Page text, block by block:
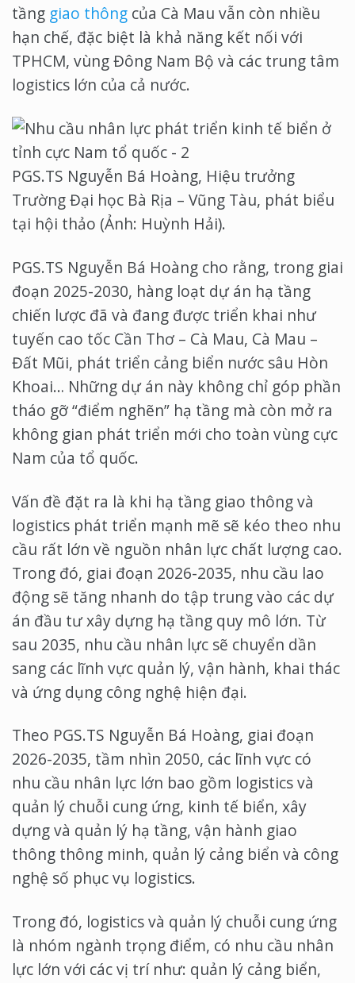
tầng giao thông của Cà Mau vẫn còn nhiều
hạn chế, đặc biệt là khả năng kết nối với
TPHCM, vùng Đông Nam Bộ và các trung tâm
logistics lớn của cả nước.
PGS.TS Nguyễn Bá Hoàng, Hiệu trưởng
Trường Đại học Bà Rịa – Vũng Tàu, phát biểu
tại hội thảo (Ảnh: Huỳnh Hải).
PGS.TS Nguyễn Bá Hoàng cho rằng, trong giai
đoạn 2025-2030, hàng loạt dự án hạ tầng
chiến lược đã và đang được triển khai như
tuyến cao tốc Cần Thơ – Cà Mau, Cà Mau –
Đất Mũi, phát triển cảng biển nước sâu Hòn
Khoai… Những dự án này không chỉ góp phần
tháo gỡ “điểm nghẽn” hạ tầng mà còn mở ra
không gian phát triển mới cho toàn vùng cực
Nam của tổ quốc.
Vấn đề đặt ra là khi hạ tầng giao thông và
logistics phát triển mạnh mẽ sẽ kéo theo nhu
cầu rất lớn về nguồn nhân lực chất lượng cao.
Trong đó, giai đoạn 2026-2035, nhu cầu lao
động sẽ tăng nhanh do tập trung vào các dự
án đầu tư xây dựng hạ tầng quy mô lớn. Từ
sau 2035, nhu cầu nhân lực sẽ chuyển dần
sang các lĩnh vực quản lý, vận hành, khai thác
và ứng dụng công nghệ hiện đại.
Theo PGS.TS Nguyễn Bá Hoàng, giai đoạn
2026-2035, tầm nhìn 2050, các lĩnh vực có
nhu cầu nhân lực lớn bao gồm logistics và
quản lý chuỗi cung ứng, kinh tế biển, xây
dựng và quản lý hạ tầng, vận hành giao
thông thông minh, quản lý cảng biển và công
nghệ số phục vụ logistics.
Trong đó, logistics và quản lý chuỗi cung ứng
là nhóm ngành trọng điểm, có nhu cầu nhân
lực lớn với các vị trí như: quản lý cảng biển,